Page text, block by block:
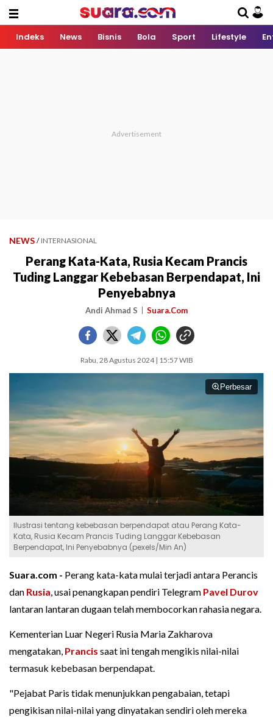
Indeks News Bisnis Bola Sport Lifestyle
NEWS / INTERNASIONAL
Perang Kata-Kata, Rusia Kecam Prancis
Tuding Langgar Kebebasan Berpendapat, Ini
Penyebabnya
Andi Ahmad S Suara.Com
Rabu, 28 Agustus 2024 | 15:57 WIB
Perbesar
Ilustrasi tentang kebebasan berpendapat atau Perang Kata-
Kata, Rusia Kecam Prancis Tuding Langgar Kebebasan
Berpendapat, Ini Penyebabnya (pexels/Min An)
Suara.com - Perang kata-kata mulai terjadi antara Perancis
dan Rusia, usai penangkapan pendiri Telegram Pavel Durov
lantaran lantaran dugaan telah membocorkan rahasia negara.
Kementerian Luar Negeri Rusia Maria Zakharova
mengatakan, Prancis saat ini tengah mengikis nilai-nilai
termasuk kebebasan berpendapat.
"Pejabat Paris tidak menunjukkan pengabaian, tetapi
pengikisan nilai-nilai yang dinyatakan sendiri oleh mereka